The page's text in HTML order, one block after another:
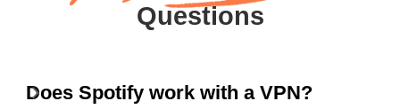
Questions
Does Spotify work with a VPN?